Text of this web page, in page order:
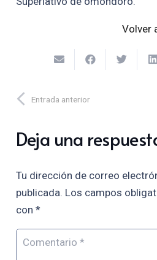
Volver
Entrada anterior
Deja una
Tu dirección de correo
publicada. Los campos
con *